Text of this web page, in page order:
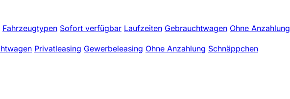
Fahrzeugtypen Sofort verfügbar Laufzeiten Gebrauchtwagen Ohne Anzahlung
Privatleasing Gewerbeleasing Ohne Anzahlung Schnäppchen